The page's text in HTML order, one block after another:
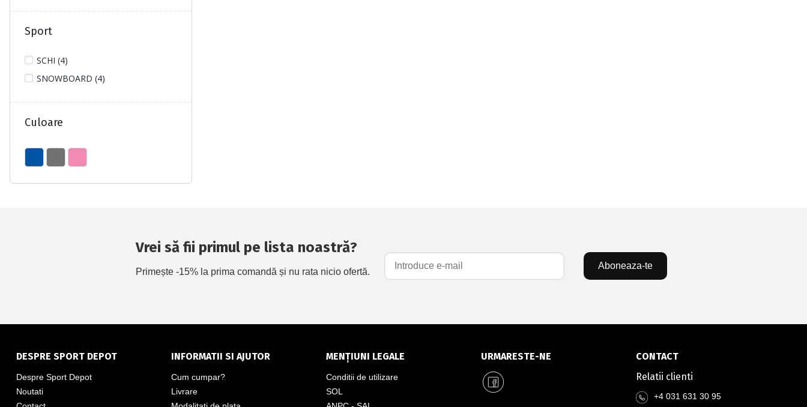
Sport
SCHI (4)
SNOWBOARD (4)
Culoare
Vrei să fii primul pe lista noastră?
Primește -15% la prima comandă și nu rata nicio ofertă.
Aboneaza-te
DESPRE SPORT DEPOT
Despre Sport Depot
Noutati
INFORMATII SI AJUTOR
Cum cumpar?
Livrare
MENȚIUNI LEGALE
Conditii de utilizare
SOL
URMARESTE-NE
CONTACT
Relatii clienti
+4 031 631 30 95